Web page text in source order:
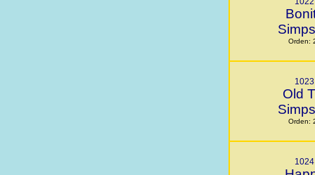
Orden:
1023
Old
Orden:
1024